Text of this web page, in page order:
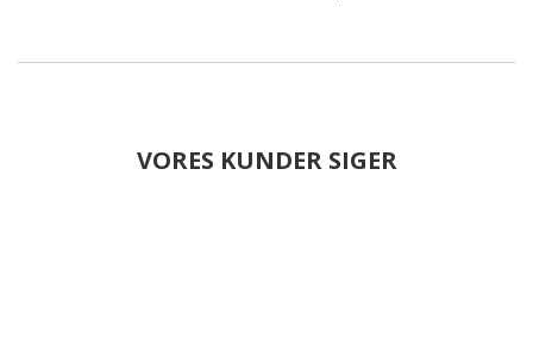
VORES KUNDER SIGER